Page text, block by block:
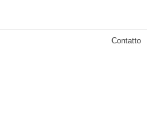
Contatto